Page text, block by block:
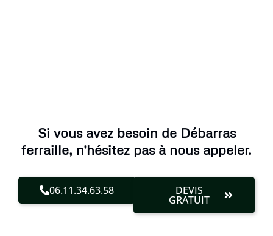
Si vous avez besoin de Débarras
ferraille, n'hésitez pas à nous appeler.
06.11.34.63.58 DEVIS
GRATUIT